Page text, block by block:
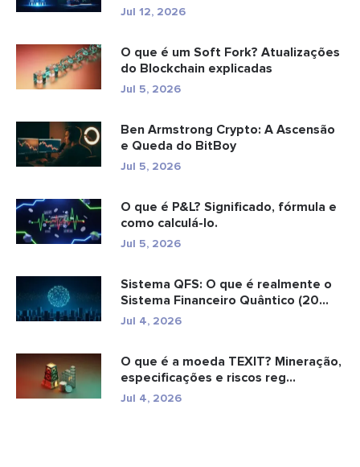
Jul 12, 2026
O que é um Soft Fork? Atualizações
do Blockchain explicadas
Jul 5, 2026
Ben Armstrong Crypto: A Ascensão
e Queda do BitBoy
Jul 5, 2026
O que é P&L? Significado, fórmula e
como calculá-lo.
Jul 5, 2026
Sistema QFS: O que é realmente o
Sistema Financeiro Quântico (20...
Jul 4, 2026
O que é a moeda TEXIT? Mineração,
especificações e riscos reg...
Jul 4, 2026